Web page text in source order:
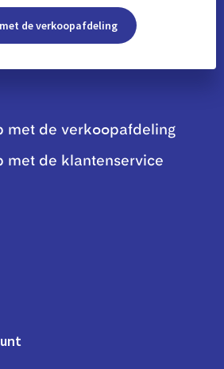
de verkoopafdeling
met de verkoopafdeling
met de klantenservice